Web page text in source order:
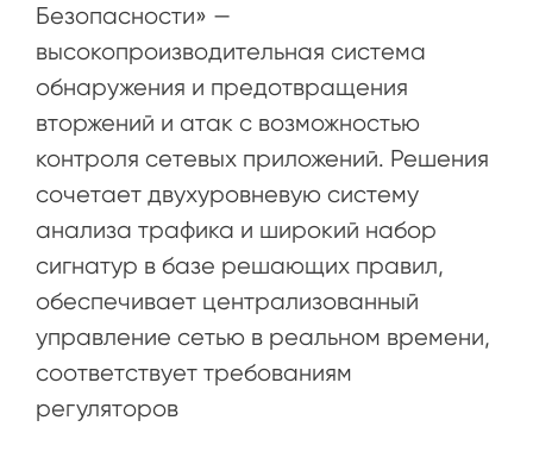
Безопасности» —
высокопроизводительная система
обнаружения и предотвращения
вторжений и атак с возможностью
контроля сетевых приложений. Решения
сочетает двухуровневую систему
анализа трафика и широкий набор
сигнатур в базе решающих правил,
обеспечивает централизованный
управление сетью в реальном времени,
соответствует требованиям
регуляторов